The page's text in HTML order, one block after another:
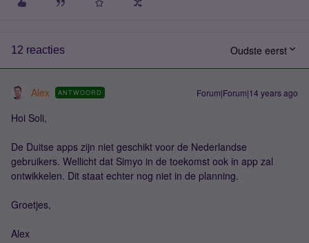
12 reacties Oudste eerst
Alex ANTWOORD Forum|Forum|14 years ago
Hoi Soli,
De Duitse apps zijn niet geschikt voor de Nederlandse
gebruikers. Wellicht dat Simyo in de toekomst ook in app zal
ontwikkelen. Dit staat echter nog niet in de planning.
Groetjes,
Alex